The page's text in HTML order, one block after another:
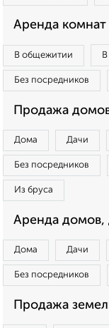
Аренда комнат
В общежитии
Без посредников
Продажа
Дома Дачи
Без посредников
Из бруса
Аренда домов,
Дома Дачи
Без посредников
Продажа